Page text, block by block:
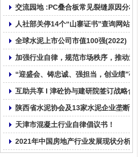
交流园地 :PC叠合板常见裂缝原因分析
人社部关停14个“山寨证书”查询网站!
全球水泥上市公司市值100强(2022)
加强行业自律，规范市场秩序，推动混
“迎盛会、铸忠诚、强担当，创业绩”砼
互助共享 I 津砼协与建研院签订战略合
陕西省水泥协会及13家水泥企业垄断
天津市混凝土行业自律倡议书！
2021年中国房地产行业发展现状分析